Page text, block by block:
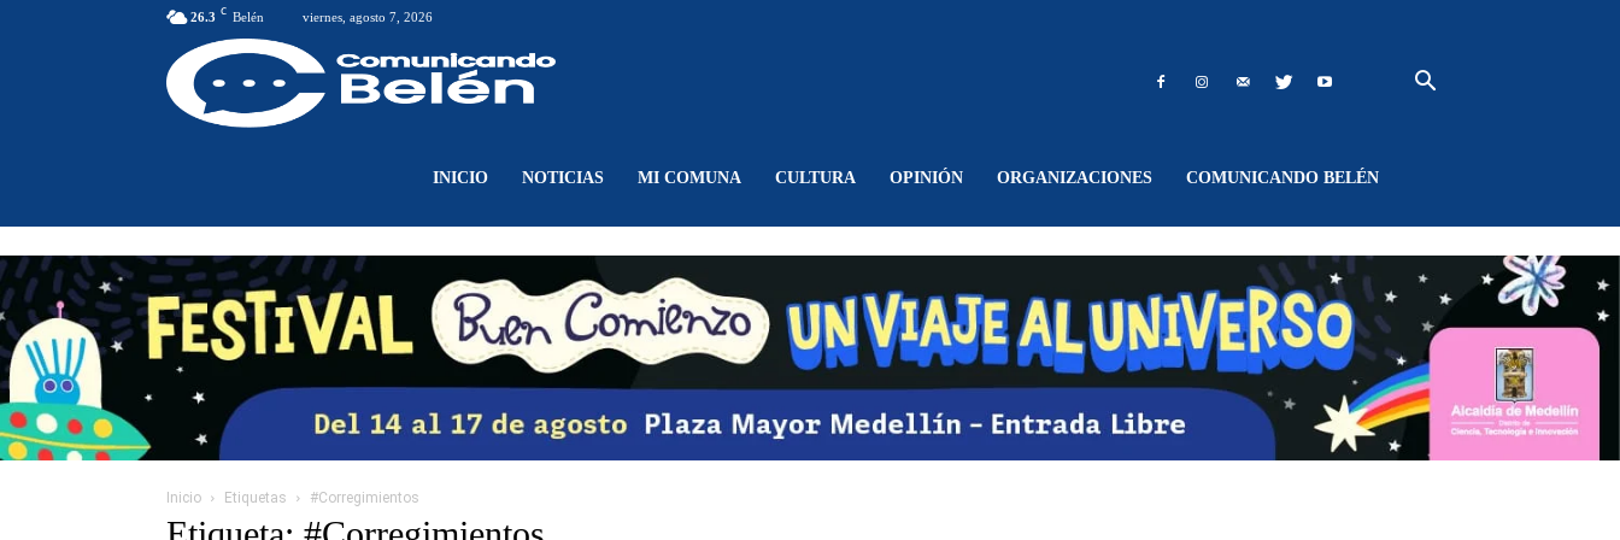
26.3 C Belén viernes, agosto 7, 2026
Belén
INICIO NOTICIAS MI COMUNA CULTURA OPINIÓN ORGANIZACIONES COMUNICANDO BELÉN
Inicio Etiquetas #Corregimientos